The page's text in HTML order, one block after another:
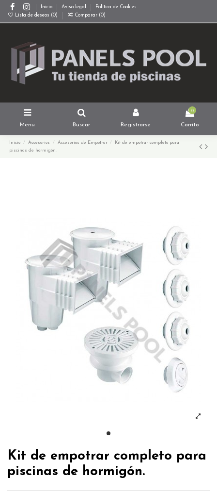
Inicio Aviso legal
Política de Cookies
Lista de deseos (0) Comparar (0)
Menu Buscar Registrarse
0
Carrito
Inicio Accesorios Accesorios de Empotrar
Kit de empotrar completo para
piscinas de hormigón.
Kit de empotrar completo para
piscinas de hormigón.